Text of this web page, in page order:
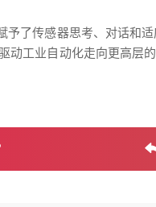
予了传感器思考、对话
动工业自动化走向更高